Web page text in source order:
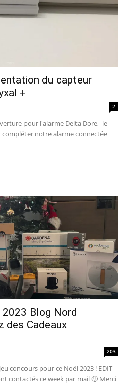
du capteur
+
2
pour l'alarme Delta Dore, le
compléter notre alarme connectée
Blog Nord
des Cadeaux
203
concours pour ce Noël 2023 ! EDIT
contactés ce week par mail 🙂 Merci